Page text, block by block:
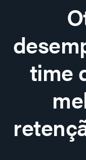
time